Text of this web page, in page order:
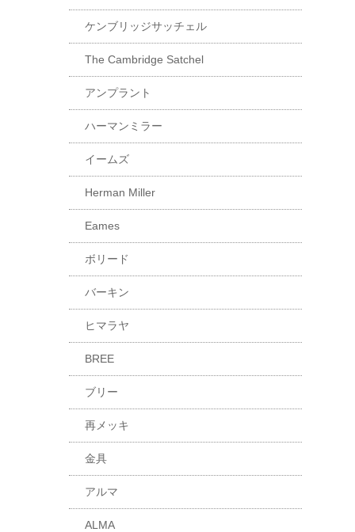
ケンブリッジサッチェル
The Cambridge Satchel
アンプラント
ハーマンミラー
イームズ
Herman Miller
Eames
ボリード
バーキン
ヒマラヤ
BREE
ブリー
再メッキ
金具
アルマ
ALMA